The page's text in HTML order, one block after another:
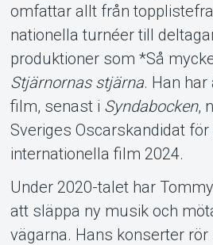
omfattar allt från
nationella turnéer till
produktioner som *Så
Stjärnornas stjärna. Han har
film, senast i Syndabocken,
Sveriges Oscarskandidat för
internationella film 2024.
Under 2020-talet har
att släppa ny musik och
vägarna. Hans konserter